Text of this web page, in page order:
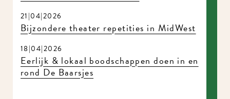
21|04|2026
Bijzondere theater repetities in MidWest
18|04|2026
Eerlijk & lokaal boodschappen doen in
en rond De Baarsjes